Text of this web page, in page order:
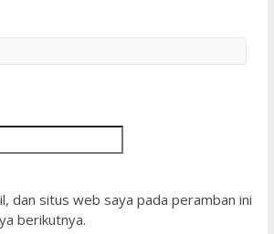
dan situs web saya pada peramban ini
berikutnya.